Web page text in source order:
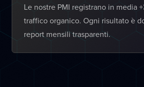
Le nostre PMI registrano in media
traffico organico. Ogni risultato è
report mensili trasparenti.